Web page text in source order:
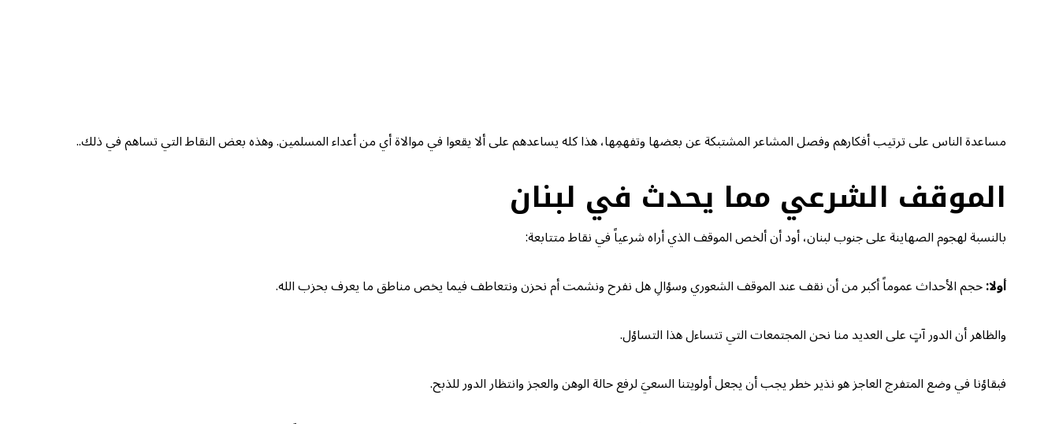
مساعدة الناس على ترتيب أفكارهم وفصل المشاعر المشتبكة عن بعضها وتفهمِها، هذا كله يساعدهم على ألا يقعوا في موالاة أي من أعداء المسلمين. وهذه بعض النقاط التي تساهم في ذلك..
الموقف الشرعي مما يحدث في لبنان
بالنسبة لهجوم الصهاينة على جنوب لبنان، أود أن ألخص الموقف الذي أراه شرعياً في نقاط متتابعة:
أولا:حجم الأحداث عموماً أكبر من أن نقف عند الموقف الشعوري وسؤالِ هل نفرح ونشمت أم نحزن ونتعاطف فيما يخص مناطق ما يعرف بحزب الله.
والظاهر أن الدور آتٍ على العديد منا نحن المجتمعات التي تتساءل هذا التساؤل.
فبقاؤنا في وضع المتفرج العاجز هو نذير خطر يجب أن يجعل أولويتنا السعيَ لرفع حالة الوهن والعجز وانتظار الدور للذبح.